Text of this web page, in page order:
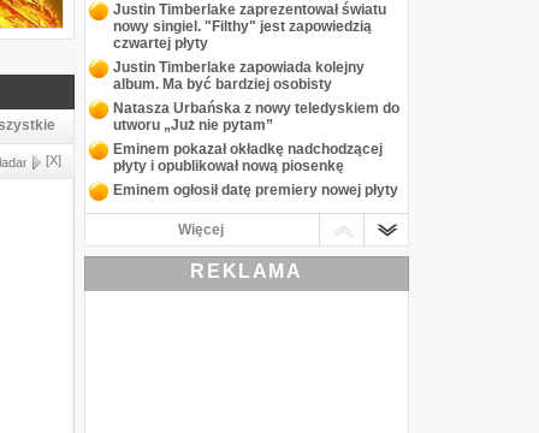
[X]Koncerty/Live Inne
Justin Timberlake zaprezentował światu
nowy singiel. "Filthy" jest zapowiedzią
czwartej płyty
Justin Timberlake zapowiada kolejny
album. Ma być bardziej osobisty
Natasza Urbańska z nowy teledyskiem do
utworu „Już nie pytam”
Eminem pokazał okładkę nadchodzącej
płyty i opublikował nową piosenkę
Eminem ogłosił datę premiery nowej płyty
Decadent Fun Club prezentuje nowy
teledysk i wyrusza w trasę koncertową
Michał Szpak z nowym utworem
zwiastującym kolejną płytę
Więcej
REKLAMA